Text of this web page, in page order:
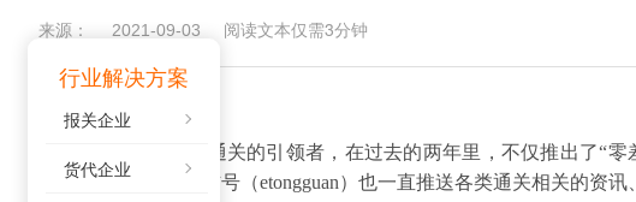
行业解决方案
报关企业
货代企业
来源： 2021-09-03 阅读文本仅需3分钟
作为智能通关的引领者，在过去的两年里，不仅推出了“零
时“云通关”公众微信号（etongguan）也一直推送各类通关相关的资讯